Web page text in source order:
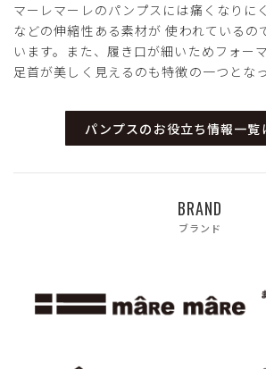
マーレマーレのパンプスには痛くなりに
などの伸縮性ある素材が 使われているの
います。また、履き口が細いためフォー
足首が美しく見えるのも特徴の一つとなっ
パンプスのお役立ち情報一覧
BRAND
ブランド